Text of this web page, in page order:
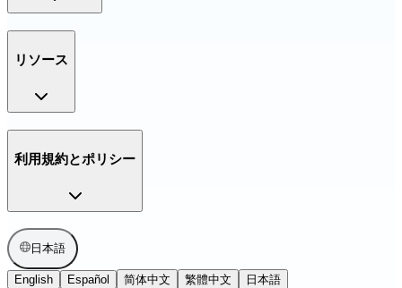
リソース
利用規約とポリシー
日本語
English Español 简体中文 繁體中文 日本語